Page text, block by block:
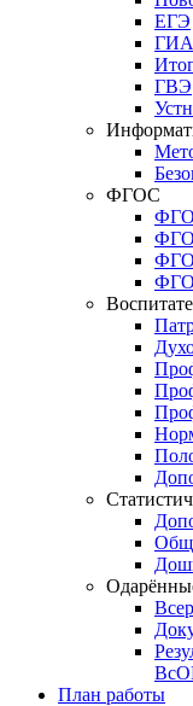
ЕГЭ
ГВЭ
ФГОС
План работы